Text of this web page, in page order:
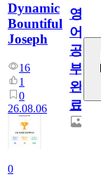
Dynamic
Bountiful
Joseph
16
1
0
26.08.06
0
영
어
공
부
완
료